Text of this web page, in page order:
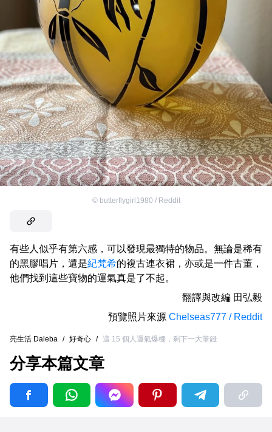
© butterflygirl1980 / Reddit
有些人似乎有第六感，可以發現最獨特的物品。無論是稀有
的黑膠唱片，還是紀梵希的複古連衣裙，亦或是一件古董，
他們找到這些寶物的運氣真是了不起。
翻譯與改編 田弘毅
預覽照片來源 Chelseas777 / Reddit
亮生活 Daleba / 好奇心 / 這 15 個人運氣爆棚，剩下一大筆錢
分享本篇文章